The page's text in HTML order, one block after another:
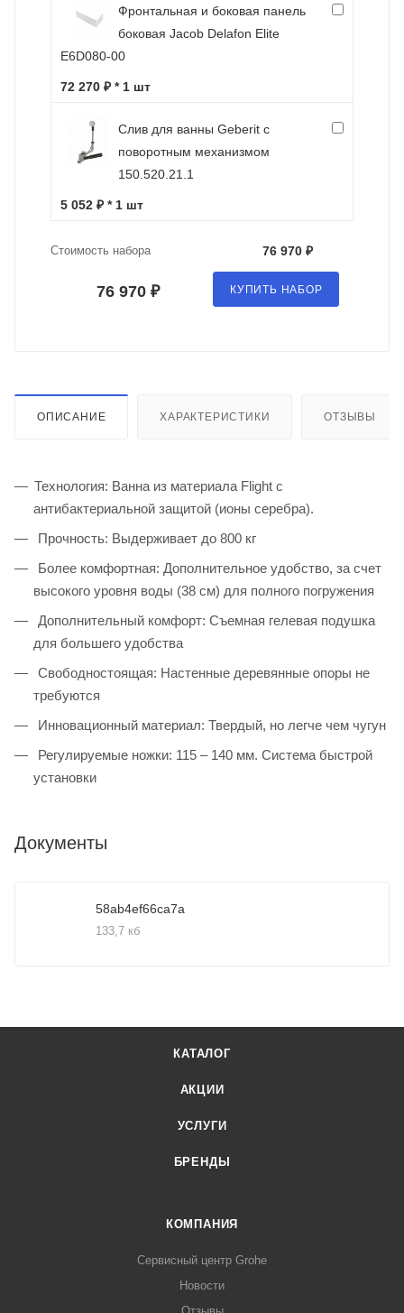
Фронтальная и боковая панель
боковая Jacob Delafon Elite
E6D080-00
72 270 ₽ * 1 шт
Слив для ванны Geberit с
поворотным механизмом
150.520.21.1
5 052 ₽ * 1 шт
Стоимость набора 76 970 ₽
76 970 ₽ КУПИТЬ НАБОР
ОПИСАНИЕ ХАРАКТЕРИСТИКИ ОТЗЫВЫ
Технология: Ванна из материала Flight с
антибактериальной защитой (ионы серебра).
Прочность: Выдерживает до 800 кг
Более комфортная: Дополнительное удобство, за счет
высокого уровня воды (38 см) для полного погружения
Дополнительный комфорт: Съемная гелевая подушка
для большего удобства
Свободностоящая: Настенные деревянные опоры не
требуются
Инновационный материал: Твердый, но легче чем чугун
Регулируемые ножки: 115 – 140 мм. Система быстрой
установки
Документы
58ab4ef66ca7a
133,7 кб
КАТАЛОГ
АКЦИИ
УСЛУГИ
БРЕНДЫ
КОМПАНИЯ
Сервисный центр Grohe
Новости